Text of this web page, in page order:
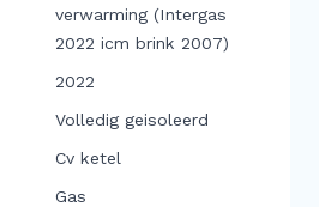
verwarming (Intergas
2022 icm brink 2007)
2022
Volledig geisoleerd
Cv ketel
Gas